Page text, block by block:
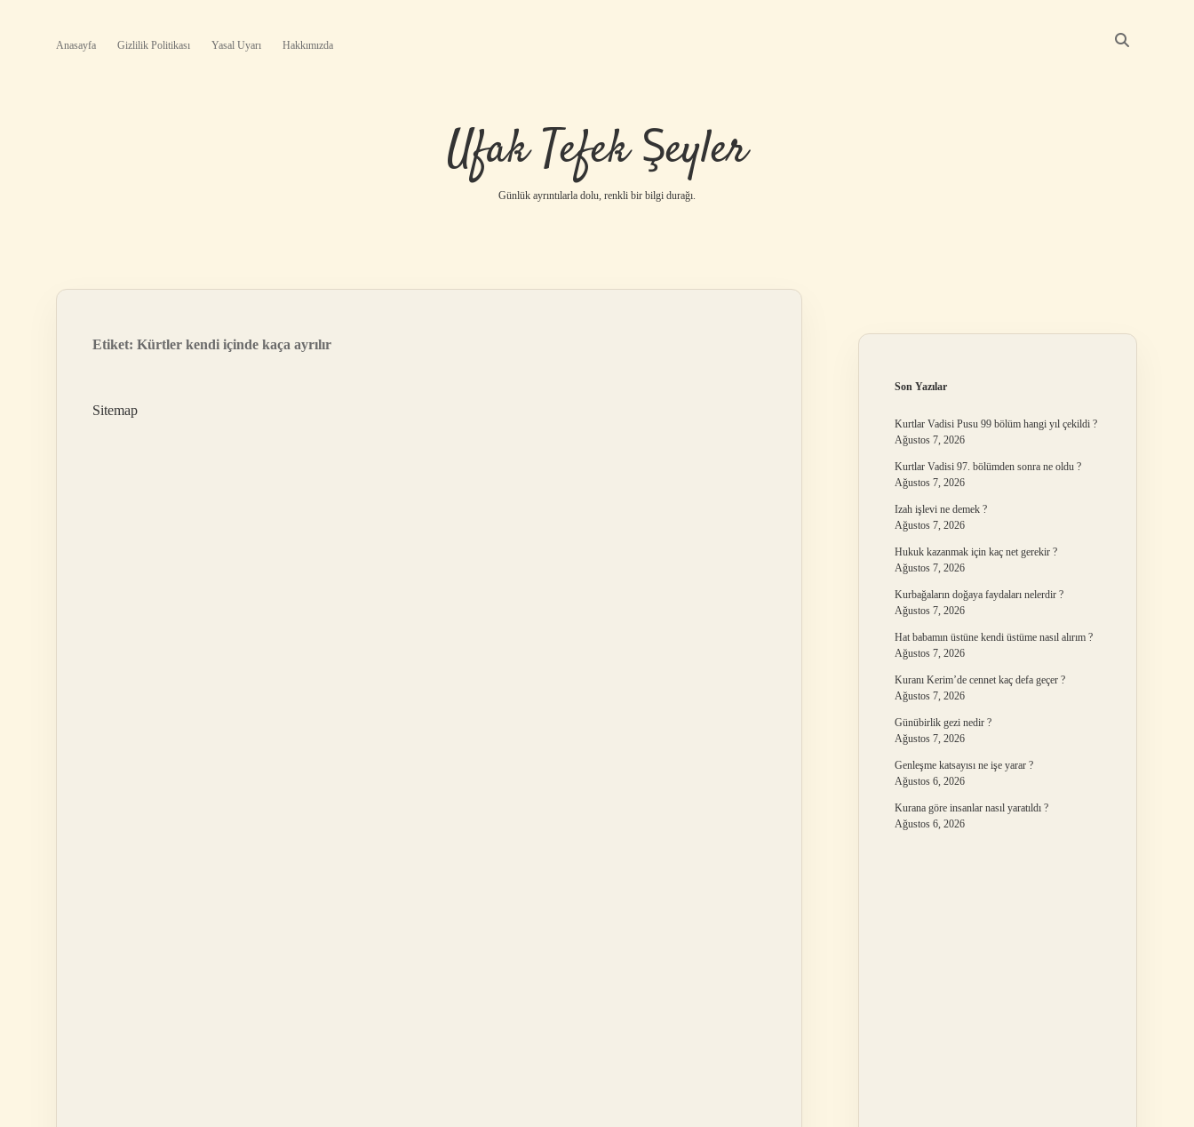
Anasayfa Gizlilik Politikası Yasal Uyarı Hakkımızda
Ufak Tefek Şeyler
Günlük ayrıntılarla dolu, renkli bir bilgi durağı.
Etiket: Kürtler kendi içinde kaça ayrılır
Sitemap
Son Yazılar
Kurtlar Vadisi Pusu 99 bölüm hangi yıl çekildi ?
Ağustos 7, 2026
Kurtlar Vadisi 97. bölümden sonra ne oldu ?
Ağustos 7, 2026
Izah işlevi ne demek ?
Ağustos 7, 2026
Hukuk kazanmak için kaç net gerekir ?
Ağustos 7, 2026
Kurbağaların doğaya faydaları nelerdir ?
Ağustos 7, 2026
Hat babamın üstüne kendi üstüme nasıl alırım ?
Ağustos 7, 2026
Kuranı Kerim’de cennet kaç defa geçer ?
Ağustos 7, 2026
Günübirlik gezi nedir ?
Ağustos 7, 2026
Genleşme katsayısı ne işe yarar ?
Ağustos 6, 2026
Kurana göre insanlar nasıl yaratıldı ?
Ağustos 6, 2026